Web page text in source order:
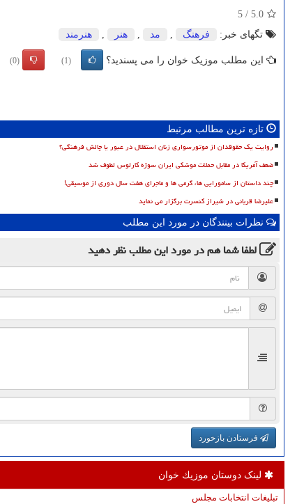
5.0
/
5
تگهای خبر:
فرهنگ , مد , هنر , هنرمند
این مطلب موزیک خوان را می پسندید؟ (1)
(0)
تازه ترین مطالب مرتبط
روایت یک حقوقدان از موتورسواری زنان استقلال در عبور یا چالش فرهنگی؟
ضعف آمریکا در مقابل حملات موشکی ایران سوژه کارلوس لطوف شد
چند داستان از سامورایی ها، گرمی ها و ماجرای هفت سال دوری از موسیقی!
علیرضا قربانی در شیراز کنسرت برگزار می نماید
نظرات بینندگان در مورد این مطلب
لطفا شما همدر مورد این مطلبنظر دهید
فرستادن بازخورد
لینک دوستان موزیك خوان
تبلیغات انتخابات مجلس